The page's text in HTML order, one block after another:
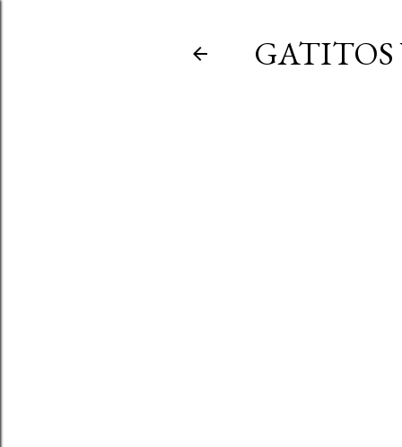
GATITOS